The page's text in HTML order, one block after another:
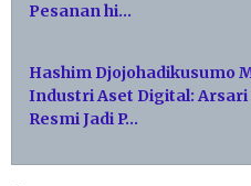
Pesanan hi…
Hashim Djojohadikusumo
Industri Aset Digital: Arsari
Resmi Jadi P…